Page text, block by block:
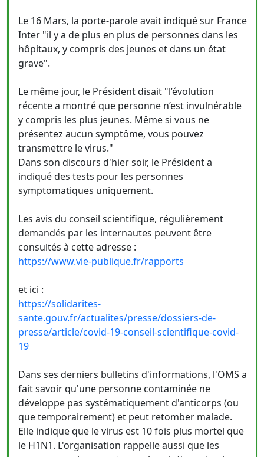
Le 16 Mars, la porte-parole avait indiqué sur France
Inter "il y a de plus en plus de personnes dans les
hôpitaux, y compris des jeunes et dans un état
grave".
Le même jour, le Président disait "l’évolution
récente a montré que personne n’est invulnérable
y compris les plus jeunes. Même si vous ne
présentez aucun symptôme, vous pouvez
transmettre le virus."
Dans son discours d'hier soir, le Président a
indiqué des tests pour les personnes
symptomatiques uniquement.
Les avis du conseil scientifique, régulièrement
demandés par les internautes peuvent être
consultés à cette adresse :
https://www.vie-publique.fr/rapports
et ici :
https://solidarites-
sante.gouv.fr/actualites/presse/dossiers-de-
presse/article/covid-19-conseil-scientifique-covid-
19
Dans ses derniers bulletins d'informations, l'OMS a
fait savoir qu'une personne contaminée ne
développe pas systématiquement d'anticorps (ou
que temporairement) et peut retomber malade.
Elle indique que le virus est 10 fois plus mortel que
le H1N1. L'organisation rappelle aussi que les